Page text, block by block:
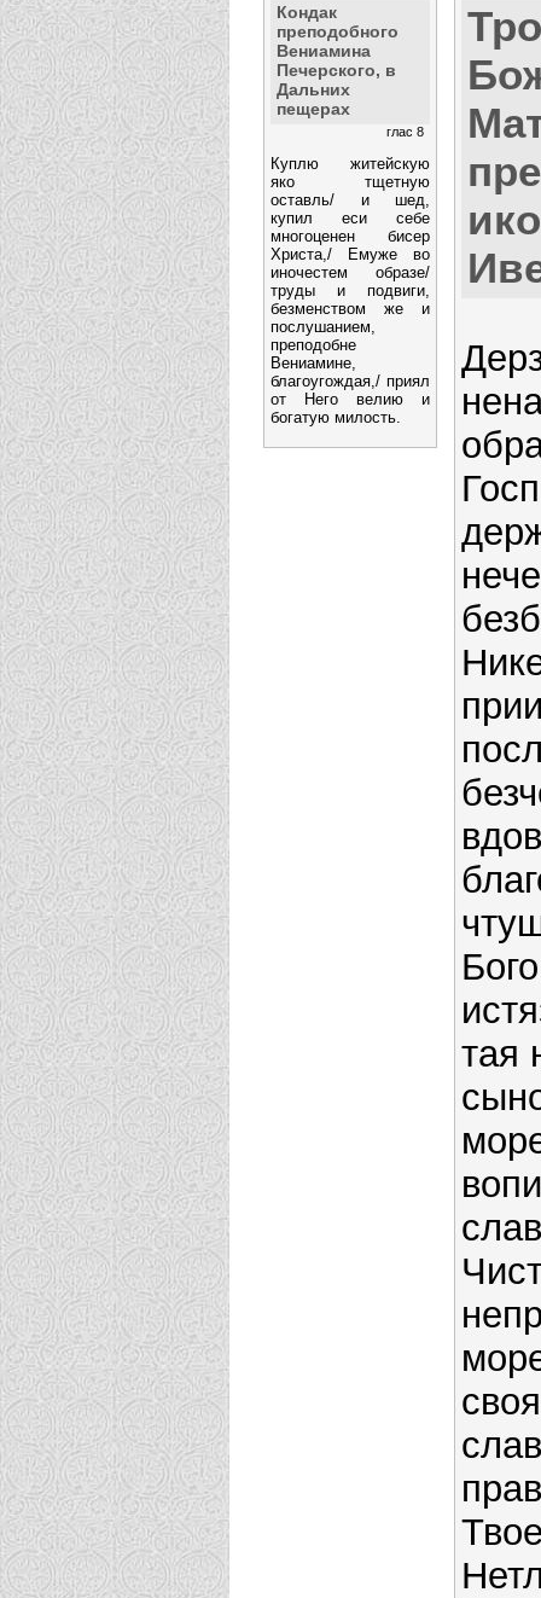
Кондак
преподобного
Вениамина
Печерского, в
Дальних
пещерах
глас 8
Куплю житейскую
яко тщетную
оставль/ и шед,
купил еси себе
многоценен бисер
Христа,/ Емуже во
иночестем образе/
труды и подвиги,
безменством же и
послушанием,
преподобне
Вениамине,
благоугождая,/ приял
от Него велию и
богатую милость.
тая